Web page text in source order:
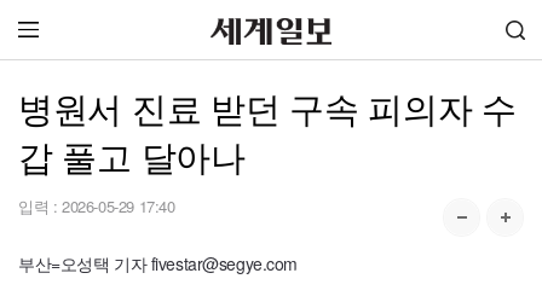
병원서 진료 받던 구속 피의자 수
갑 풀고 달아나
입력 : 2026-05-29 17:40
부산=오성택 기자 fivestar@segye.com